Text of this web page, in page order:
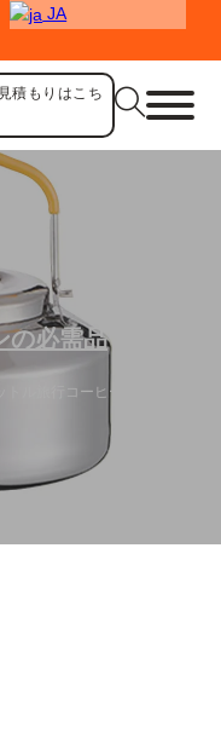
JA
積もりはこち
の必需品
ル旅行コーヒー紅茶ポッ